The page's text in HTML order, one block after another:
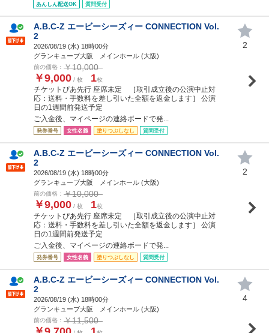
あんしん配送OK
質問受付
A.B.C-Z エービーシーズィー CONNECTION Vol.
2
2026/08/19 (水) 18時00分
グランキューブ大阪 メインホール (大阪)
前の価格： ￥10,000
￥9,000 / 枚 1枚
チケットぴあ先行 座席未定 ［取引成立後の公演中止対
応：送料・手数料を差し引いた全額を返金します］ 公演
日の1週間前発送予定
ご入金後、マイページの連絡ボードで発...
発券番号 女性名義 塗りつぶしなし 質問受付
2
A.B.C-Z エービーシーズィー CONNECTION Vol.
2
2026/08/19 (水) 18時00分
グランキューブ大阪 メインホール (大阪)
前の価格： ￥10,000
￥9,000 / 枚 1枚
チケットぴあ先行 座席未定 ［取引成立後の公演中止対
応：送料・手数料を差し引いた全額を返金します］ 公演
日の1週間前発送予定
ご入金後、マイページの連絡ボードで発...
発券番号 女性名義 塗りつぶしなし 質問受付
2
A.B.C-Z エービーシーズィー CONNECTION Vol.
2
2026/08/19 (水) 18時00分
グランキューブ大阪 メインホール (大阪)
前の価格： ￥11,500
4